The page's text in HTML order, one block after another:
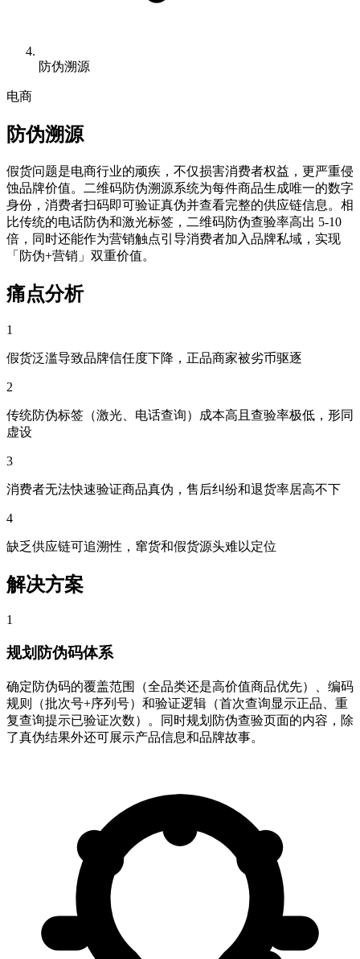
防伪溯源
电商
防伪溯源
假货问题是电商行业的顽疾，不仅损害消费者权益，更严重侵
蚀品牌价值。二维码防伪溯源系统为每件商品生成唯一的数字
身份，消费者扫码即可验证真伪并查看完整的供应链信息。相
比传统的电话防伪和激光标签，二维码防伪查验率高出 5-10
倍，同时还能作为营销触点引导消费者加入品牌私域，实现
「防伪+营销」双重价值。
痛点分析
1
假货泛滥导致品牌信任度下降，正品商家被劣币驱逐
2
传统防伪标签（激光、电话查询）成本高且查验率极低，形同
虚设
3
消费者无法快速验证商品真伪，售后纠纷和退货率居高不下
4
缺乏供应链可追溯性，窜货和假货源头难以定位
解决方案
1
规划防伪码体系
确定防伪码的覆盖范围（全品类还是高价值商品优先）、编码
规则（批次号+序列号）和验证逻辑（首次查询显示正品、重
复查询提示已验证次数）。同时规划防伪查验页面的内容，除
了真伪结果外还可展示产品信息和品牌故事。